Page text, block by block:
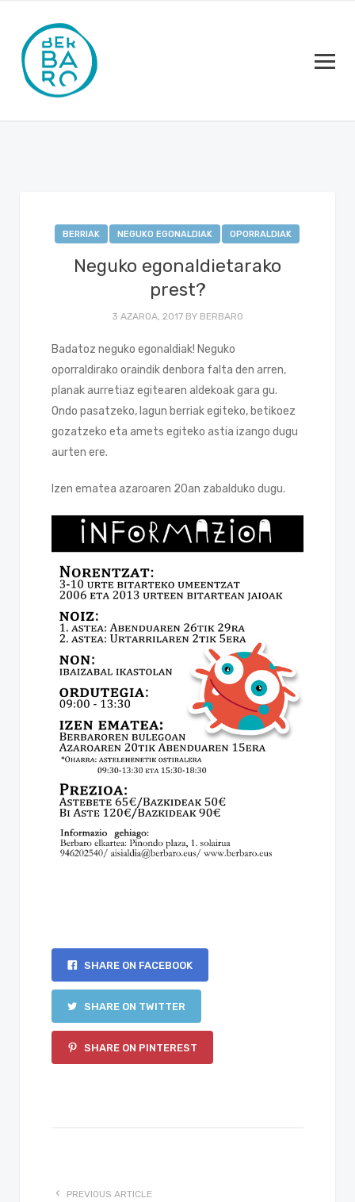
BERRIAK NEGUKO EGONALDIAK OPORRALDIAK
Neguko egonaldietarako
prest?
3 AZAROA, 2017 BY BERBARO
Badatoz neguko egonaldiak! Neguko
oporraldirako oraindik denbora falta den arren,
planak aurretiaz egitearen aldekoak gara gu.
Ondo pasatzeko, lagun berriak egiteko, betikoez
gozatzeko eta amets egiteko astia izango dugu
aurten ere.
Izen ematea azaroaren 20an zabalduko dugu.
SHARE ON FACEBOOK
SHARE ON TWITTER
SHARE ON PINTEREST
PREVIOUS ARTICLE